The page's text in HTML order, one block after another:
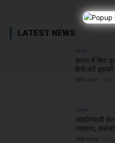
LATEST NEWS
आस्था
सावन में शिव
कैसे करें इसकी
TBN Desk
आस्था
सांवलियाजी
व्यवस्था,
TBN Desk